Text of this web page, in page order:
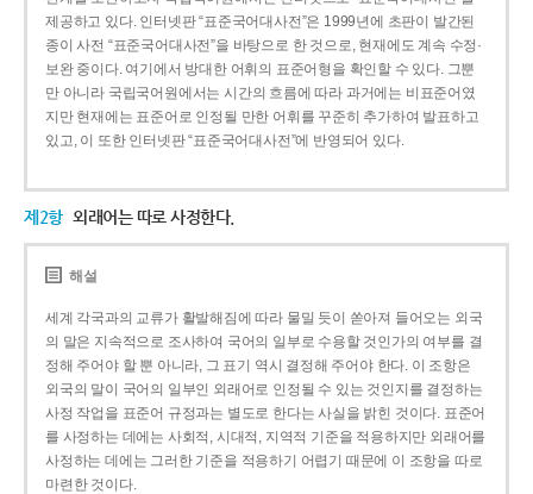
제공하고 있다. 인터넷판 “표준국어대사전”은 1999년에 초판이 발간된
종이 사전 “표준국어대사전”을 바탕으로 한 것으로, 현재에도 계속 수정·
보완 중이다. 여기에서 방대한 어휘의 표준어형을 확인할 수 있다. 그뿐
만 아니라 국립국어원에서는 시간의 흐름에 따라 과거에는 비표준어였
지만 현재에는 표준어로 인정될 만한 어휘를 꾸준히 추가하여 발표하고
있고, 이 또한 인터넷판 “표준국어대사전”에 반영되어 있다.
제2항 외래어는 따로 사정한다.
해설
세계 각국과의 교류가 활발해짐에 따라 물밀 듯이 쏟아져 들어오는 외국
의 말은 지속적으로 조사하여 국어의 일부로 수용할 것인가의 여부를 결
정해 주어야 할 뿐 아니라, 그 표기 역시 결정해 주어야 한다. 이 조항은
외국의 말이 국어의 일부인 외래어로 인정될 수 있는 것인지를 결정하는
사정 작업을 표준어 규정과는 별도로 한다는 사실을 밝힌 것이다. 표준어
를 사정하는 데에는 사회적, 시대적, 지역적 기준을 적용하지만 외래어를
사정하는 데에는 그러한 기준을 적용하기 어렵기 때문에 이 조항을 따로
마련한 것이다.